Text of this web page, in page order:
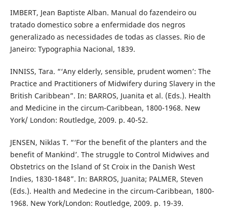
IMBERT, Jean Baptiste Alban. Manual do fazendeiro ou
tratado domestico sobre a enfermidade dos negros
generalizado as necessidades de todas as classes. Rio de
Janeiro: Typographia Nacional, 1839.
INNISS, Tara. “‘Any elderly, sensible, prudent women’: The
Practice and Practitioners of Midwifery during Slavery in the
British Caribbean”. In: BARROS, Juanita et al. (Eds.). Health
and Medicine in the circum-Caribbean, 1800-1968. New
York/ London: Routledge, 2009. p. 40-52.
JENSEN, Niklas T. “‘For the benefit of the planters and the
benefit of Mankind’. The struggle to Control Midwives and
Obstetrics on the Island of St Croix in the Danish West
Indies, 1830-1848”. In: BARROS, Juanita; PALMER, Steven
(Eds.). Health and Medecine in the circum-Caribbean, 1800-
1968. New York/London: Routledge, 2009. p. 19-39.